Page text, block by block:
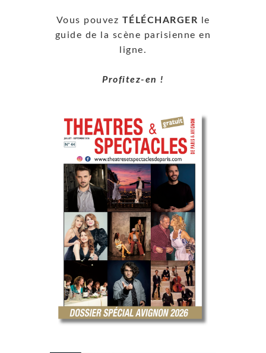
Vous pouvez TÉLÉCHARGER le
guide de la scène parisienne en
ligne.
Profitez-en !